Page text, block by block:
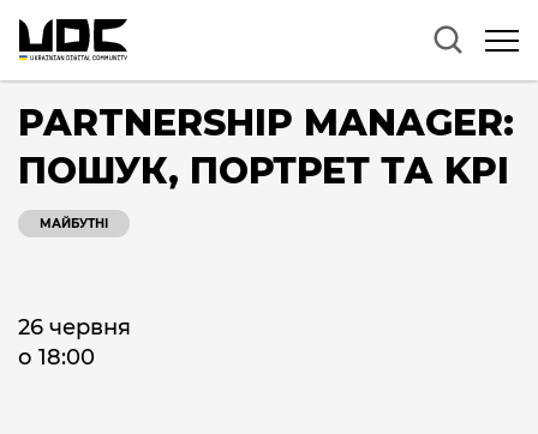
PARTNERSHIP MANAGER:
ПОШУК, ПОРТРЕТ ТА KPI
МАЙБУТНІ
26 червня
о 18:00